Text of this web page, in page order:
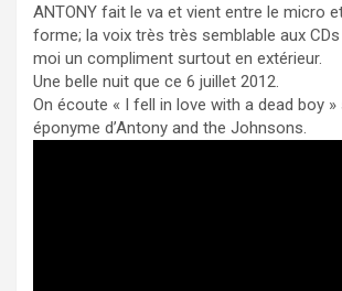
ANTONY fait le va et vient entre le micro
forme; la voix très très semblable aux
moi un compliment surtout en extérieur.
Une belle nuit que ce 6 juillet 2012.
On écoute « I fell in love with a dead boy »
éponyme d’Antony and the Johnsons.